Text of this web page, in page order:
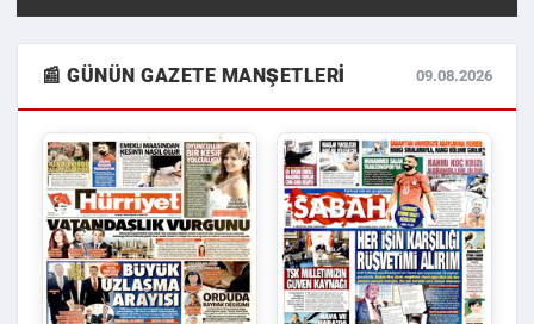
📰 GÜNÜN GAZETE MANŞETLERI 09.08.2026